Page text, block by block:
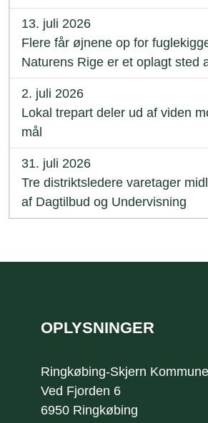
13. juli 2026
Flere får øjnene op for
Naturens Rige er et oplagt sted
2. juli 2026
Lokal trepart deler ud af viden
mål
31. juli 2026
Tre distriktsledere varetager
af Dagtilbud og Undervisning
OPLYSNINGER
Ringkøbing-Skjern Kommune
Ved Fjorden 6
6950 Ringkøbing